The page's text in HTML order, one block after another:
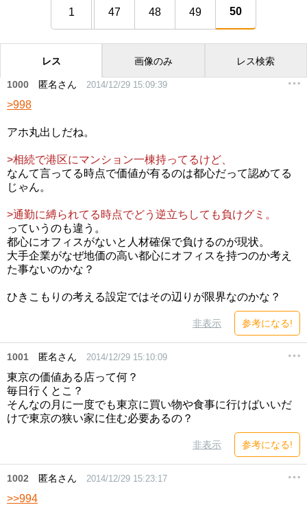
1 47 48 49 50
レス 画像のみ レス検索
1000 匿名さん 2014/12/29 15:09:39
>998
アホ丸出しだね。
>相続で港区にマンション一棟持ってるけど、
なんて言ってる時点で価値が有るのは都心だって認めてる
じゃん。
>通勤に縛られてる時点でどう逆立ちしても負けグミ。
っていうのも違う。
都心にオフィスがないと人材確保で負けるのが現状。
大手企業がなぜ地価の高い都心にオフィスを持つのか考え
た事ないのかな？
ひきこもりの考える設定ではその辺りが限界なのかな？
非表示 参考になる!
1001 匿名さん 2014/12/29 15:10:09
東京の価値ある店って何？
毎日行くとこ？
そんなの月に一度でも東京に買い物や食事に行けばいいだ
けで東京の狭い家に住む必要あるの？
非表示 参考になる!
1002 匿名さん 2014/12/29 15:23:17
>>994